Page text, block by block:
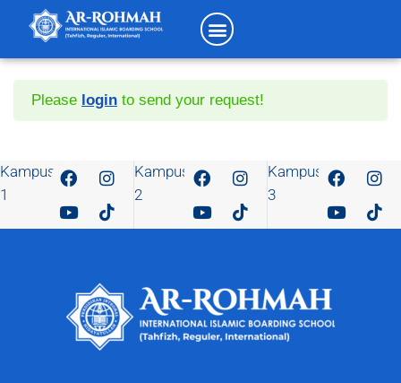
Please login to send your request!
Kampus
1
Kampus
2
Kampus
3